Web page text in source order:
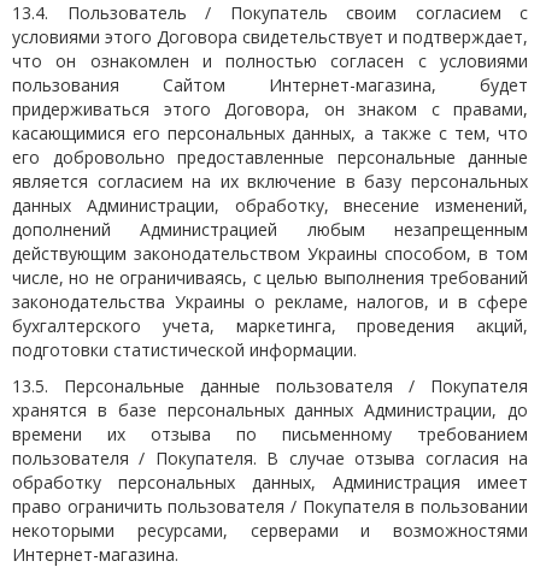
13.4. Пользователь / Покупатель своим согласием с
условиями этого Договора свидетельствует и подтверждает,
что он ознакомлен и полностью согласен с условиями
пользования Сайтом Интернет-магазина, будет
придерживаться этого Договора, он знаком с правами,
касающимися его персональных данных, а также с тем, что
его добровольно предоставленные персональные данные
является согласием на их включение в базу персональных
данных Администрации, обработку, внесение изменений,
дополнений Администрацией любым незапрещенным
действующим законодательством Украины способом, в том
числе, но не ограничиваясь, с целью выполнения требований
законодательства Украины о рекламе, налогов, и в сфере
бухгалтерского учета, маркетинга, проведения акций,
подготовки статистической информации.
13.5. Персональные данные пользователя / Покупателя
хранятся в базе персональных данных Администрации, до
времени их отзыва по письменному требованием
пользователя / Покупателя. В случае отзыва согласия на
обработку персональных данных, Администрация имеет
право ограничить пользователя / Покупателя в пользовании
некоторыми ресурсами, серверами и возможностями
Интернет-магазина.